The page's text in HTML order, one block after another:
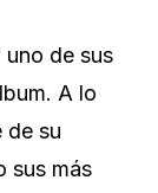
uno de sus
A lo
de su
sus más